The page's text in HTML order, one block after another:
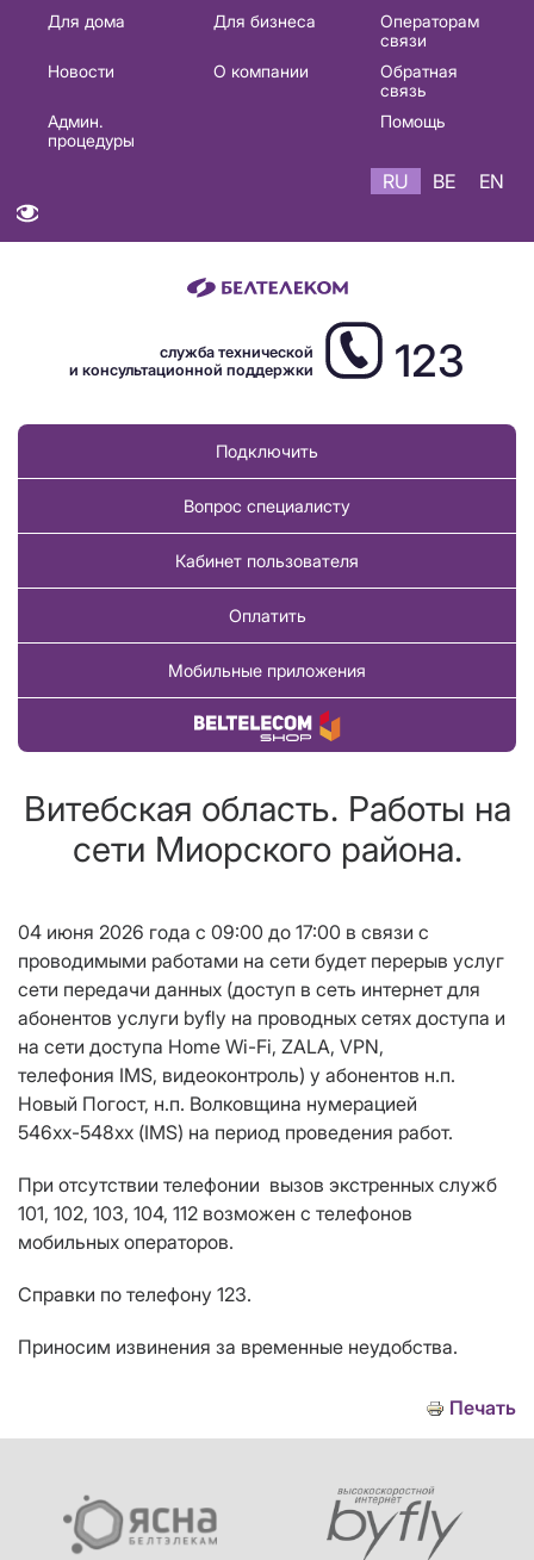
Основная
навигация
Для дома Для бизнеса
Операторам
связи
Новости
О компании
Обратная
связь
Админ.
процедуры
Помощь
RU BE EN
служба технической
и консультационной поддержки
123
Подключить
Вопрос специалисту
Кабинет пользователя
Оплатить
Мобильные приложения
Купить товар
Витебская область. Работы на
сети Миорского района.
04 июня 2026 года с 09:00 до 17:00 в связи с
проводимыми работами на сети будет перерыв услуг
сети передачи данных (доступ в сеть интернет для
абонентов услуги byfly на проводных сетях доступа и
на сети доступа Home Wi-Fi, ZALA, VPN,
телефония IMS, видеоконтроль) у абонентов н.п.
Новый Погост, н.п. Волковщина нумерацией
546хх-548хх (IMS) на период проведения работ.
При отсутствии телефонии вызов экстренных служб
101, 102, 103, 104, 112 возможен с телефонов
мобильных операторов.
Справки по телефону 123.
Приносим извинения за временные неудобства.
Печать